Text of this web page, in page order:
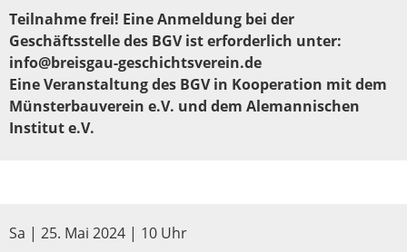
Teilnahme frei! Eine Anmeldung bei der
Geschäftsstelle des BGV ist erforderlich unter:
info@breisgau-geschichtsverein.de
Eine Veranstaltung des BGV in Kooperation mit dem
Münsterbauverein e.V. und dem Alemannischen
Institut e.V.
Sa | 25. Mai 2024 | 10 Uhr